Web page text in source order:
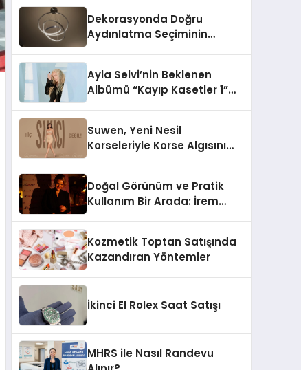
Dekorasyonda Doğru
Aydınlatma Seçiminin
Ayla Selvi’nin Beklenen
Albümü “Kayıp Kasetler 1”
Suwen, Yeni Nesil
Korseleriyle Korse Algısını
Doğal Görünüm ve Pratik
Kullanım Bir Arada: İrem
Kozmetik Toptan Satışında
Kazandıran Yöntemler
İkinci El Rolex Saat Satışı
MHRS ile Nasıl Randevu